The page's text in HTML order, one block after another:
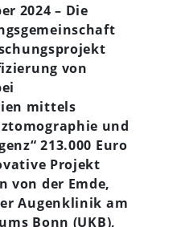
2024 – Die
von
mittels
und
213.000 Euro
Projekt
von der Emde,
Augenklinik am
Bonn (UKB),